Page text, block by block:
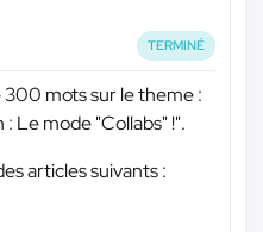
TERMINÉ
mots sur le theme :
Le mode "Collabs" !".
articles suivants :